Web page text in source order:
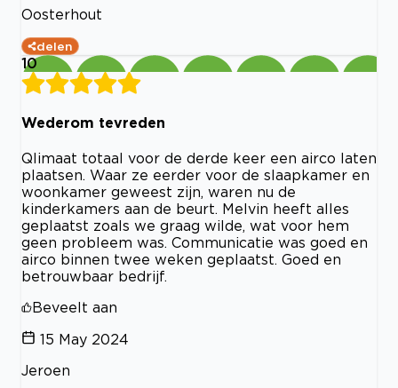
Oosterhout
delen
10
Wederom tevreden
Qlimaat totaal voor de derde keer een airco laten
plaatsen. Waar ze eerder voor de slaapkamer en
woonkamer geweest zijn, waren nu de
kinderkamers aan de beurt. Melvin heeft alles
geplaatst zoals we graag wilde, wat voor hem
geen probleem was. Communicatie was goed en
airco binnen twee weken geplaatst. Goed en
betrouwbaar bedrijf.
Beveelt aan
15 May 2024
Jeroen